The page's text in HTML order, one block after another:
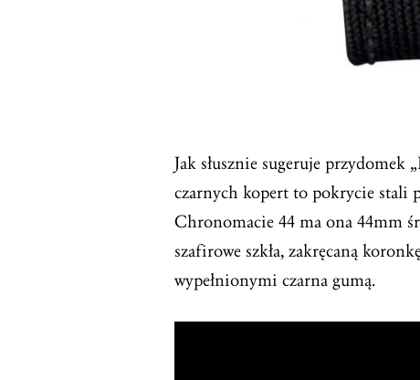
Jak słusznie sugeruje przydomek
czarnych kopert to pokrycie stali
Chronomacie 44 ma ona 44mm
szafirowe szkła, zakręcaną
wypełnionymi czarna gumą.